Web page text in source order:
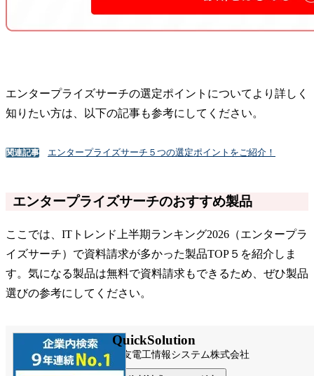
エンタープライズサーチの選定ポイントについてより詳しく
知りたい方は、以下の記事も参考にしてください。
関連記事 エンタープライズサーチ５つの選定ポイントをご紹介！
エンタープライズサーチのおすすめ製品
ここでは、ITトレンド上半期ランキング2026（エンタープラ
イズサーチ）で資料請求が多かった製品TOP５を紹介しま
す。気になる製品は無料で資料請求もできるため、ぜひ製品
選びの参考にしてください。
QuickSolution
住友電工情報システム株式会社